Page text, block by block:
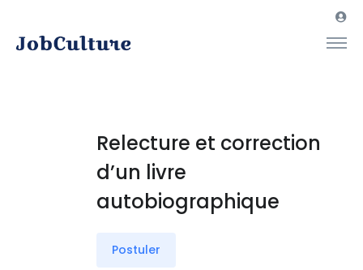
Relecture et correction
d’un livre
autobiographique
Postuler